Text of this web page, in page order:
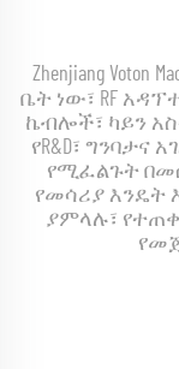
Zhenjiang
ቤት ነው፣ RF
ኬብሎች፣ ካይን
የR&D፣ ግንባታና
የሚፈልጉት
የመሳሪያ እንዴት
ያምላሉ፣